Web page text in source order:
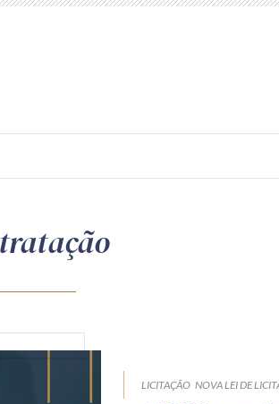
LICITAÇÃO NOVA LEI DE